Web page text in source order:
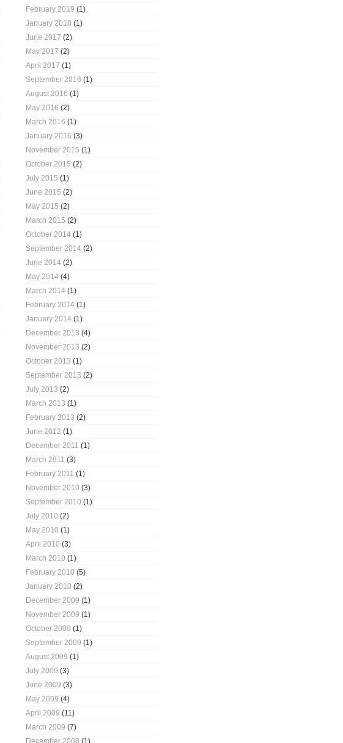
February 2019 (1)
January 2018 (1)
June 2017 (2)
May 2017 (2)
April 2017 (1)
September 2016 (1)
August 2016 (1)
May 2016 (2)
March 2016 (1)
January 2016 (3)
November 2015 (1)
October 2015 (2)
July 2015 (1)
June 2015 (2)
May 2015 (2)
March 2015 (2)
October 2014 (1)
September 2014 (2)
June 2014 (2)
May 2014 (4)
March 2014 (1)
February 2014 (1)
January 2014 (1)
December 2013 (4)
November 2013 (2)
October 2013 (1)
September 2013 (2)
July 2013 (2)
March 2013 (1)
February 2013 (2)
June 2012 (1)
December 2011 (1)
March 2011 (3)
February 2011 (1)
November 2010 (3)
September 2010 (1)
July 2010 (2)
May 2010 (1)
April 2010 (3)
March 2010 (1)
February 2010 (5)
January 2010 (2)
December 2009 (1)
November 2009 (1)
October 2009 (1)
September 2009 (1)
August 2009 (1)
July 2009 (3)
June 2009 (3)
May 2009 (4)
April 2009 (11)
March 2009 (7)
December 2008 (1)